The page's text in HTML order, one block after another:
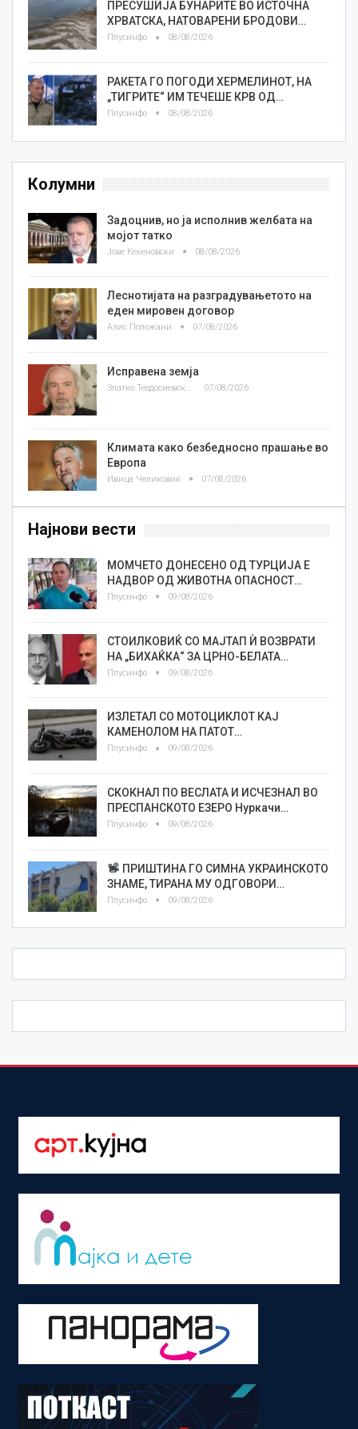
ПРЕСУШИЈА БУНАРИТЕ ВО ИСТОЧНА
ХРВАТСКА, НАТОВАРЕНИ БРОДОВИ…
Плусинфо 08/08/2026
РАКЕТА ГО ПОГОДИ ХЕРМЕЛИНОТ, НА
„ТИГРИТЕ“ ИМ ТЕЧЕШЕ КРВ ОД…
Плусинфо 08/08/2026
Колумни
Задоцнив, но ја исполнив желбата на
мојот татко
Јове Кекеновски 08/08/2026
Леснотијата на разградувањетото на
еден мировен договор
Азис Положани 07/08/2026
Исправена земја
Златко Теодосиевски 07/08/2026
Климата како безбедносно прашање во
Европа
Ивица Челиковиќ 07/08/2026
Најнови вести
МОМЧЕТО ДОНЕСЕНО ОД ТУРЦИЈА Е
НАДВОР ОД ЖИВОТНА ОПАСНОСТ…
Плусинфо 09/08/2026
СТОИЛКОВИЌ СО МАЈТАП Ѝ ВОЗВРАТИ
НА „БИХАЌКА“ ЗА ЦРНО-БЕЛАТА…
Плусинфо 09/08/2026
ИЗЛЕТАЛ СО МОТОЦИКЛОТ КАЈ
КАМЕНОЛОМ НА ПАТОТ…
Плусинфо 09/08/2026
СКОКНАЛ ПО ВЕСЛАТА И ИСЧЕЗНАЛ ВО
ПРЕСПАНСКОТО ЕЗЕРО Нуркачи…
Плусинфо 09/08/2026
ПРИШТИНА ГО СИМНА УКРАИНСКОТО
ЗНАМЕ, ТИРАНА МУ ОДГОВОРИ…
Плусинфо 09/08/2026